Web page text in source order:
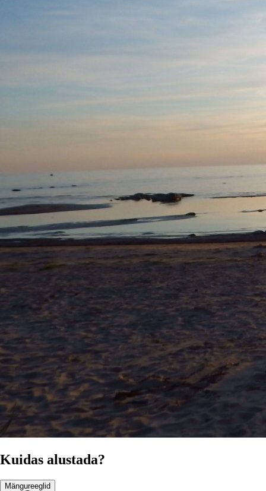
Kuidas alustada?
Mängureeglid